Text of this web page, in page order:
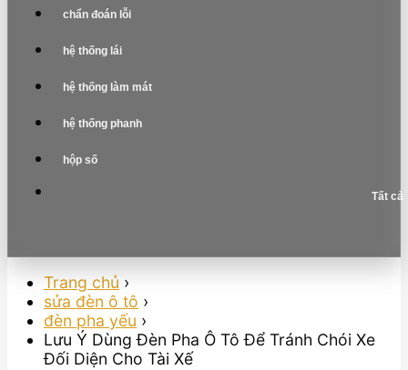
chẩn đoán lỗi
hệ thống lái
hệ thống làm mát
hệ thống phanh
hộp số
Tất cả
Trang chủ ›
sửa đèn ô tô ›
đèn pha yếu ›
Lưu Ý Dùng Đèn Pha Ô Tô Để Tránh Chói Xe
Đối Diện Cho Tài Xế